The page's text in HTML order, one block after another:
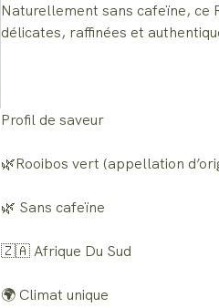
Naturellement sans cafeïne, ce
délicates, raffinées et
Profil de saveur
🌿Rooibos vert (appellation
🌿 Sans cafeïne
🇿🇦 Afrique Du Sud
🌍 Climat unique